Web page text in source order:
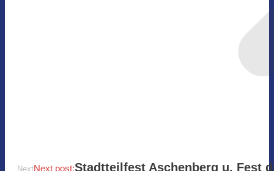
NextNext post:Stadtteilfest Aschenberg u. Fest